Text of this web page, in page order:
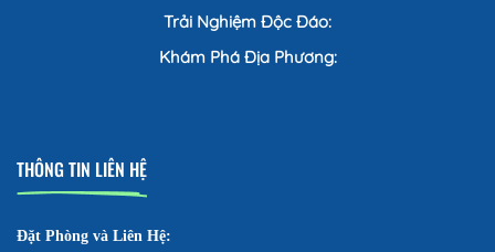
Trải Nghiệm Độc Đáo:
Khám Phá Địa Phương:
THÔNG TIN LIÊN HỆ
Đặt Phòng và Liên Hệ: